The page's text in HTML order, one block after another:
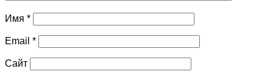
Имя *
Email *
Сайт